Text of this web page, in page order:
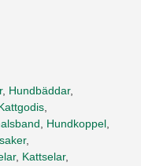
, Hundbäddar,
,
, Hundkoppel,
,
, Kattselar,